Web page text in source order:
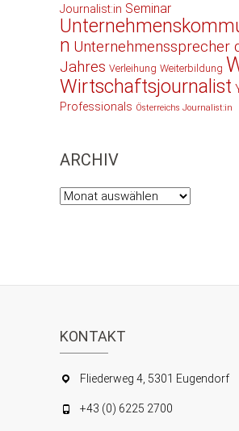
Journalist:in Seminar
n Unternehmenssprecher
Jahres Verleihung Weiterbildung
Wirtschaftsjournalist
Professionals Österreichs Journalist:in
ARCHIV
Archiv
KONTAKT
Fliederweg 4, 5301 Eugendorf
+43 (0) 6225 2700